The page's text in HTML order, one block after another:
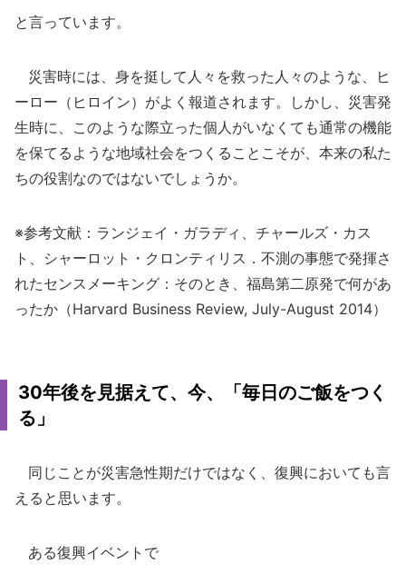
と言っています。
災害時には、身を挺して人々を救った人々のような、ヒ
ーロー（ヒロイン）がよく報道されます。しかし、災害発
生時に、このような際立った個人がいなくても通常の機能
を保てるような地域社会をつくることこそが、本来の私た
ちの役割なのではないでしょうか。
※参考文献：ランジェイ・ガラディ、チャールズ・カス
ト、シャーロット・クロンティリス．不測の事態で発揮さ
れたセンスメーキング：そのとき、福島第二原発で何があ
ったか（Harvard Business Review, July-August 2014）
30年後を見据えて、今、「毎日のご飯をつく
る」
同じことが災害急性期だけではなく、復興においても言
えると思います。
ある復興イベントで